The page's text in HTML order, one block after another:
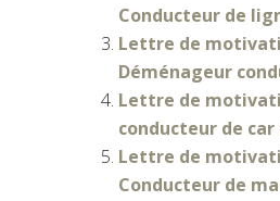
Conducteur de
Lettre de
Déménageur
Lettre de
conducteur de
Lettre de
Conducteur de